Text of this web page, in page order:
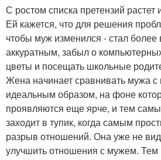
С ростом списка претензий
Ей кажется, что для решения
чтобы муж изменился - стал
аккуратным, забыл о
цветы и посещать школьные
Жена начинает сравнивать мужа
идеальным образом, на фоне
проявляются еще ярче, и тем
заходит в тупик, когда самым
разрыв отношений. Она уже не
улучшить отношения с мужем. Тем